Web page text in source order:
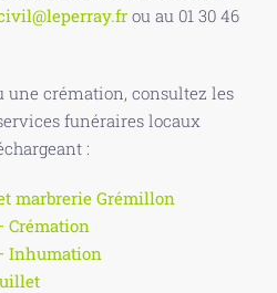
ou au 01 30 46
crémation, consultez les
funéraires locaux
:
marbrerie Grémillon
Crémation
Inhumation